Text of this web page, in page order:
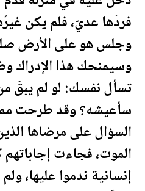
فردّها عديّ، فلم يكن
وجلس هو على الأرض
وسيمنحك هذا الإدراك
تسأل نفسك: لو لم يبقَ
سأعيشه؟ وقد طرحت
السؤال على مرضاها
الموت، فجاءت
إنسانية ندموا عليها،